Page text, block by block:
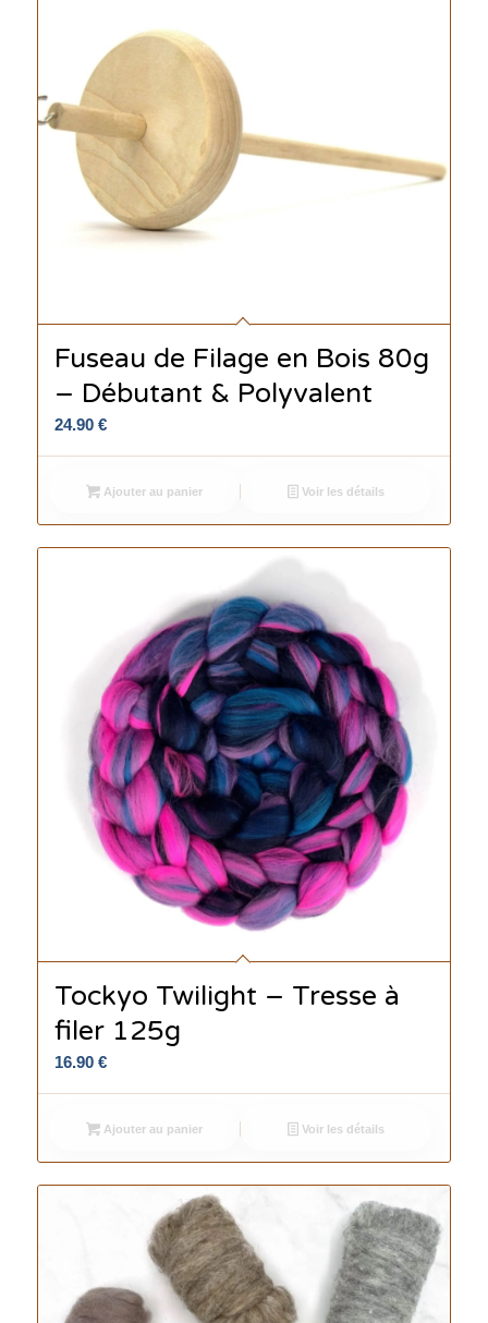
Fuseau de Filage en Bois 80g
– Débutant & Polyvalent
24.90 €
Ajouter au panier Voir les détails
Tockyo Twilight – Tresse à
filer 125g
16.90 €
Ajouter au panier Voir les détails